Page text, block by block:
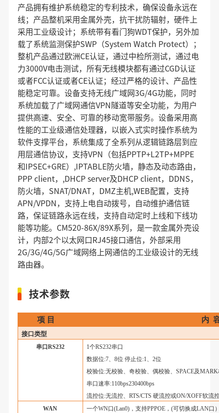
产品拥有维护系统稳定的专利技术，确保设备永远在
线；产品整机采用金属外壳，抗干扰防辐射，硬件上
采用工业级设计；系统带有看门狗WDT保护，另外加
载了系统监测保护SWP（System Watch Protect）；
整机产品通过欧洲CE认证，通过中检所测试，通过电
力3000V电击测试，所有无线模块都有通过CGD认证
或者FCC认证或者CE认证；经过严格的设计、产品性
能稳定可靠。设备支持无线广域网3G/4G功能，同时
系统加载了广域网通信VPN隧道等安全功能，为用户
提供高速、安全、可靠的移动宽带服务。设备采用高
性能的工业级通信处理器，以嵌入式实时操作系统为
软件支撑平台，系统集成了全系列从逻辑链路层到应
用层通信协议，支持VPN（包括PPTP+L2TP+MPPE
和IPSEC+GRE）,IPTABLE防火墙，静态及动态路由，
PPP client，,DHCP server及DHCP client，DDNS，
防火墙，SNAT/DNAT，DMZ主机,WEB配置，支持
APN/VPDN，支持上电自动拨号，自动维护通信链
路，保证链路永远在线，支持自动定时上线和下线功
能等功能。CM520-86X/89X系列，是一款金属外壳设
计，内部2个以太网口RJ45接口通信，外部采用
2G/3G/4G/5G广域网络上网通信的工业级设计的无线
路由器。
技术参数
项 目 内
接口类型
串口RS232
1个RS232串口
数据位:7、8位 停止位:1、2位
校验位:无校验、奇校验、偶校验、SPACE及
串口速率:110bps230400bps
流控位:无流控、RTS/CTS 硬流控或ON/XOFF软流
WAN
一个WN口(Lan0)，支持PPPOE，(可切换成LAN口